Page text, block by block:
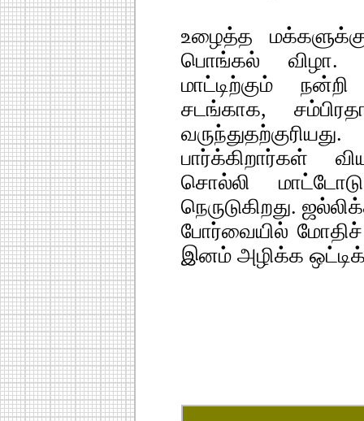
உழைத்த
பொங்கல் விழா.
மாட்டிற்கும்
சடங்காக,
பார்க்கிறார்கள்
சொல்லி
நெருடுகிறது.
போர்வையில்
இனம் அழிக்க